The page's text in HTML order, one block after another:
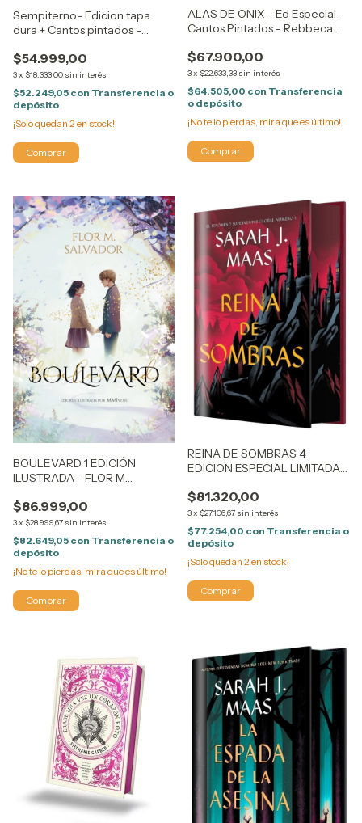
Sempiterno- Edicion tapa
dura + Cantos pintados -
$54.999,00
3x $18.333,00 sin interés
$52.249,05 con Transferencia o
depósito
¡Solo quedan 2en stock!
ALAS DE ONIX - Ed Especial-
Cantos Pintados - Rebbeca
$67.900,00
3x $22.633,33 sin interés
$64.505,00 con Transferencia
o depósito
¡No te lo pierdas, mira que es último!
BOULEVARD 1 EDICIÓN
ILUSTRADA - FLOR M
$86.999,00
3x $28.999,67 sin interés
$82.649,05 con Transferencia o
depósito
¡No te lo pierdas, mira que es último!
REINA DE SOMBRAS 4
EDICION ESPECIAL LIMITADA
$81.320,00
3x $27.106,67 sin interés
$77.254,00 con Transferencia o
depósito
¡Solo quedan 2en stock!